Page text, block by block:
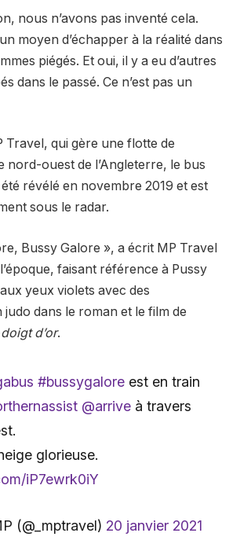
nous n’avons pas inventé cela.
moyen d’échapper à la réalité dans
piégés. Et oui, il y a eu d’autres
dans le passé. Ce n’est pas un
Travel, qui gère une flotte de
nord-ouest de l’Angleterre, le bus
révélé en novembre 2019 et est
sous le radar.
Bussy Galore », a écrit MP Travel
faisant référence à Pussy
yeux violets avec des
dans le roman et le film de
d’or.
#bussygaloreest en train
@arriveà travers
glorieuse.
iP7ewrk0iY
(@_mptravel) 20 janvier 2021